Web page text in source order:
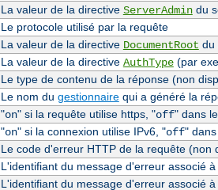
La valeur de la directive ServerAdmindu
Le protocole utilisé par la requête
La valeur de la directive DocumentRoot du
La valeur de la directive AuthType(par
Le type de contenu de la réponse (non
Le nom du gestionnairequi a généré la
"on" si la requête utilise https, "off" dans
"on" si la connexion utilise IPv6, "off"
Le code d'erreur HTTP de la requête (non
L'identifiant du message d'erreur associé
L'identifiant du message d'erreur associé